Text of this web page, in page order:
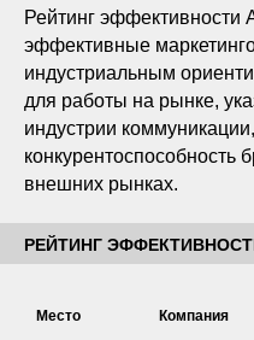
Рейтинг эффективности
эффективные
индустриальным
для работы на рынке,
индустрии
конкурентоспособность
внешних рынках.
РЕЙТИНГ
Место Компания